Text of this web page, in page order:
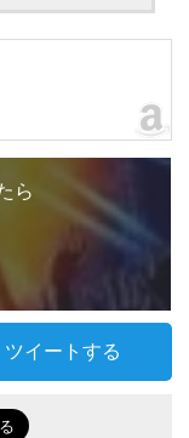
ら
ツイートする